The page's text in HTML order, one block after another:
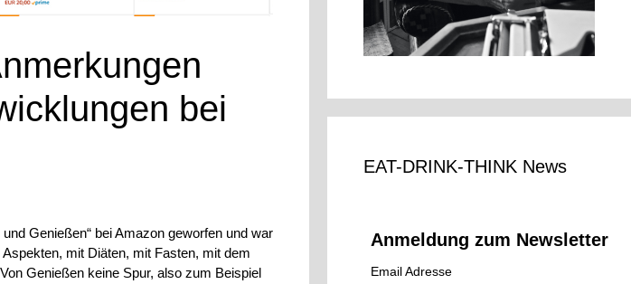
bei
Genießen“ bei Amazon geworfen und war
mit Diäten, mit Fasten, mit dem
Genießen keine Spur, also zum Beispiel
EAT-DRINK-THINK News
Anmeldung zum Newsletter
Email Adresse